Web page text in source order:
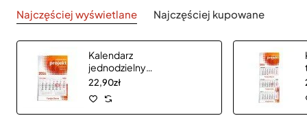
Najczęściej wyświetlane Najczęściej kupowane
Kalendarz
jednodzielny
CLASSIC płaską
główką
22,90zł